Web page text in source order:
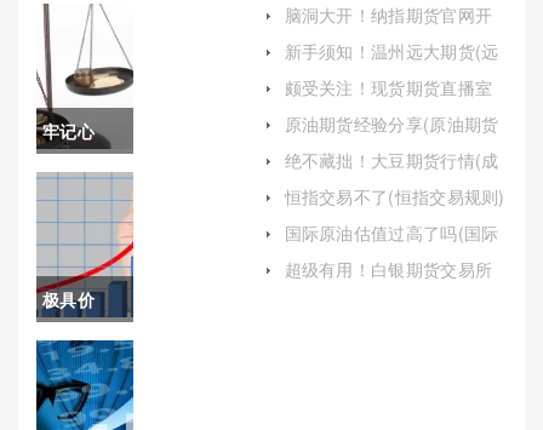
牢记心
中！美原
油期货手
续费多少
（帮助投
资者更好
地把握市
极具价
值！东信
期货直播
脑洞大开！纳指期货官网开
新手须知！温州远大期货(远
颇受关注！现货期货直播室
务）
原油期货经验分享(原油期货
绝不藏拙！大豆期货行情(成
恒指交易不了(恒指交易规则)
国际原油估值过高了吗(国际
超级有用！白银期货交易所